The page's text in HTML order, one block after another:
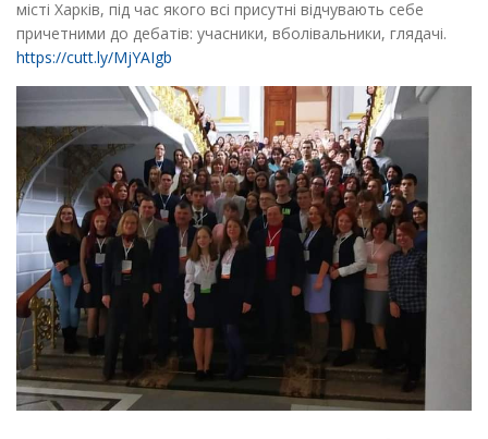
місті Харків, під час якого всі присутні відчувають себе
причетними до дебатів: учасники, вболівальники, глядачі.
https://cutt.ly/MjYAIgb